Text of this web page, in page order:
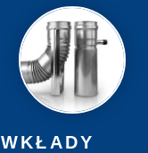
WKŁADY